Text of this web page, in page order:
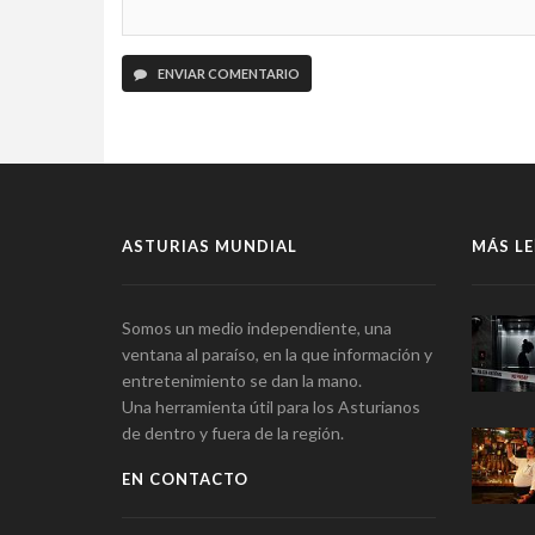
ENVIAR COMENTARIO
ASTURIAS MUNDIAL
Somos un medio independiente, una
ventana al paraíso, en la que información y
entretenimiento se dan la mano.
Una herramienta útil para los Asturianos
de dentro y fuera de la región.
EN CONTACTO
MÁS